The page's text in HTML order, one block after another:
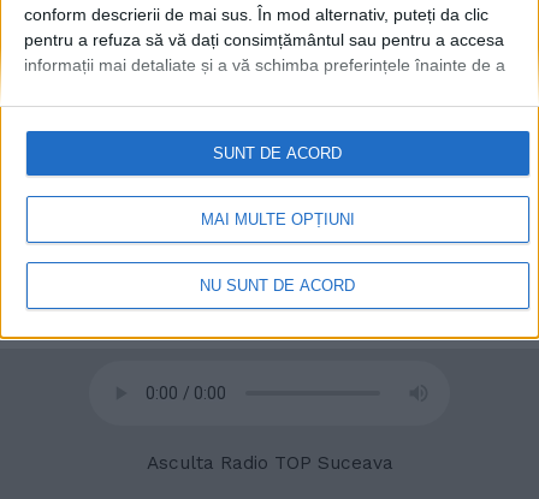
conform descrierii de mai sus. În mod alternativ, puteți da clic
pentru a refuza să vă dați consimțământul sau pentru a accesa
informații mai detaliate și a vă schimba preferințele înainte de a
retrageți consimțământul în orice moment, revenind la acest site
și făcând clic pe butonul "Confidențialitate" din partea de jos a
paginii web.
MAI MULTE OPȚIUNI
NU SUNT DE ACORD
SUNT DE ACORD
© 2020Radio TOP Suceava 104 FM
Asculta Radio TOP Suceava